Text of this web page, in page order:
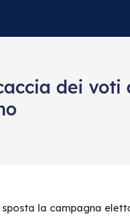
dei voti
la campagna